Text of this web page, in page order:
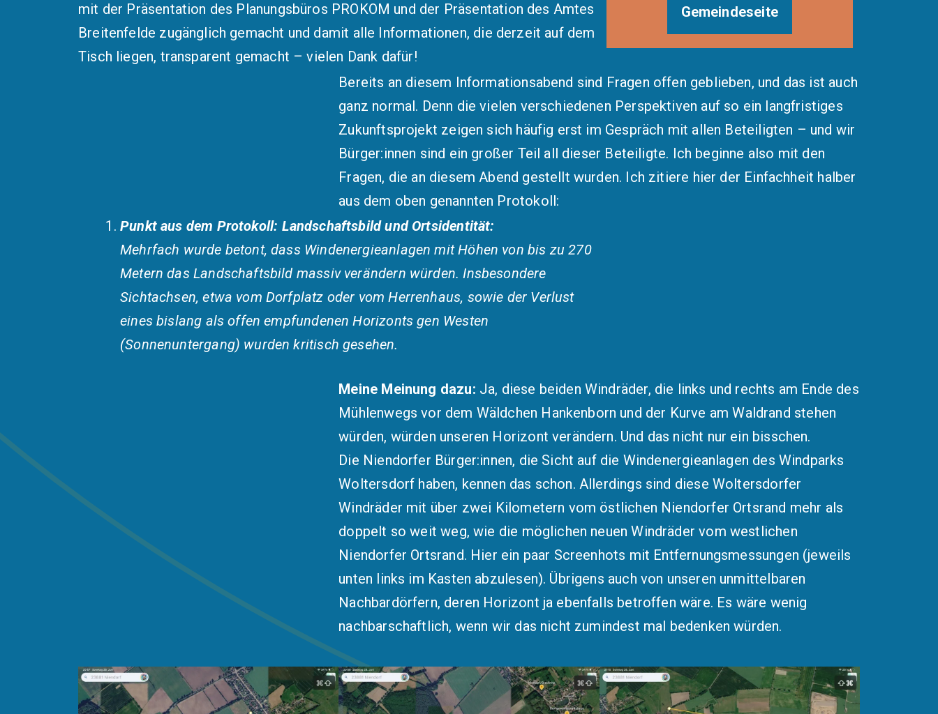
mit der Präsentation des Planungsbüros PROKOM und der Präsentation des Amtes
Breitenfelde zugänglich gemacht und damit alle Informationen, die derzeit auf dem
Tisch liegen, transparent gemacht – vielen Dank dafür!
Gemeindeseite
Bereits an diesem Informationsabend sind Fragen offen geblieben, und das ist auch
ganz normal. Denn die vielen verschiedenen Perspektiven auf so ein langfristiges
Zukunftsprojekt zeigen sich häufig erst im Gespräch mit allen Beteiligten – und wir
Bürger:innen sind ein großer Teil all dieser Beteiligte. Ich beginne also mit den
Fragen, die an diesem Abend gestellt wurden. Ich zitiere hier der Einfachheit halber
aus dem oben genannten Protokoll:
Punkt aus dem Protokoll: Landschaftsbild und Ortsidentität:
Mehrfach wurde betont, dass Windenergieanlagen mit Höhen von bis zu 270
Metern das Landschaftsbild massiv verändern würden. Insbesondere
Sichtachsen, etwa vom Dorfplatz oder vom Herrenhaus, sowie der Verlust
eines bislang als offen empfundenen Horizonts gen Westen
(Sonnenuntergang) wurden kritisch gesehen.
Meine Meinung dazu: Ja, diese beiden Windräder, die links und rechts am Ende des
Mühlenwegs vor dem Wäldchen Hankenborn und der Kurve am Waldrand stehen
würden, würden unseren Horizont verändern. Und das nicht nur ein bisschen.
Die Niendorfer Bürger:innen, die Sicht auf die Windenergieanlagen des Windparks
Woltersdorf haben, kennen das schon. Allerdings sind diese Woltersdorfer
Windräder mit über zwei Kilometern vom östlichen Niendorfer Ortsrand mehr als
doppelt so weit weg, wie die möglichen neuen Windräder vom westlichen
Niendorfer Ortsrand. Hier ein paar Screenhots mit Entfernungsmessungen (jeweils
unten links im Kasten abzulesen). Übrigens auch von unseren unmittelbaren
Nachbardörfern, deren Horizont ja ebenfalls betroffen wäre. Es wäre wenig
nachbarschaftlich, wenn wir das nicht zumindest mal bedenken würden.